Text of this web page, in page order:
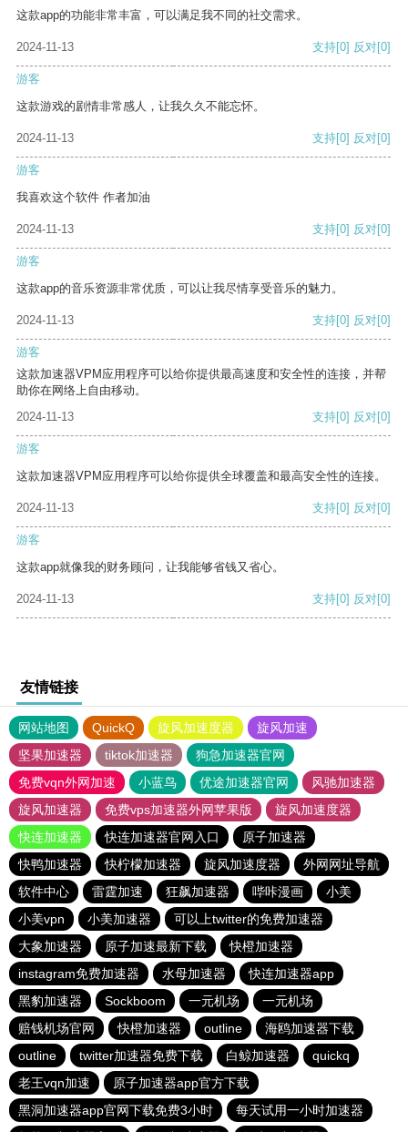
这款app的功能非常丰富，可以满足我不同的社交需求。
2024-11-13 支持[0] 反对[0]
游客
这款游戏的剧情非常感人，让我久久不能忘怀。
2024-11-13 支持[0] 反对[0]
游客
我喜欢这个软件 作者加油
2024-11-13 支持[0] 反对[0]
游客
这款app的音乐资源非常优质，可以让我尽情享受音乐的魅力。
2024-11-13 支持[0] 反对[0]
游客
这款加速器VPM应用程序可以给你提供最高速度和安全性的连接，并帮
助你在网络上自由移动。
2024-11-13
支持[0] 反对[0]
游客
这款加速器VPM应用程序可以给你提供全球覆盖和最高安全性的连接。
2024-11-13 支持[0] 反对[0]
游客
这款app就像我的财务顾问，让我能够省钱又省心。
2024-11-13 支持[0] 反对[0]
友情链接
网站地图 QuickQ 旋风加速度器
旋风加速
坚果加速器
tiktok加速器
狗急加速器官网
免费vqn外网加速
小蓝鸟 优途加速器官网
风驰加速器
旋风加速器
免费vps加速器外网苹果版
旋风加速度器
快连加速器
快连加速器官网入口
原子加速器
快鸭加速器
快柠檬加速器 旋风加速度器
外网网址导航
软件中心
雷霆加速 狂飙加速器 哔咔漫画
小美
小美vpn
小美加速器
可以上twitter的免费加速器
大象加速器
原子加速最新下载
快橙加速器
instagram免费加速器
水母加速器
快连加速器app
黑豹加速器
Sockboom 一元机场
一元机场
赔钱机场官网
快橙加速器 outline
海鸥加速器下载
outline
twitter加速器免费下载 白鲸加速器
quickq
老王vqn加速
原子加速器app官方下载
黑洞加速器app官网下载免费3小时
每天试用一小时加速器